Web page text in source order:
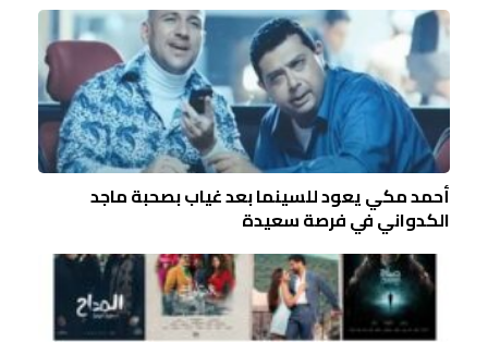
أحمد مكي يعود للسينما بعد غياب بصحبة ماجد
الكدواني في فرصة سعيدة